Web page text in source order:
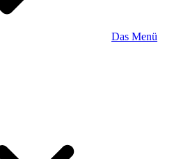
Das Menü